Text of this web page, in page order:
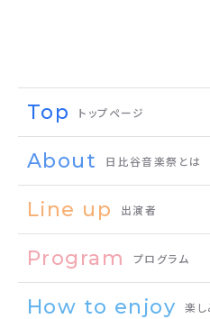
Top トップページ
About 日比谷音楽祭とは
Line up 出演者
Program プログラム
How to enjoy 楽し